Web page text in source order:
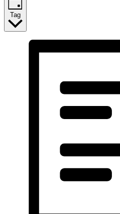
Tag